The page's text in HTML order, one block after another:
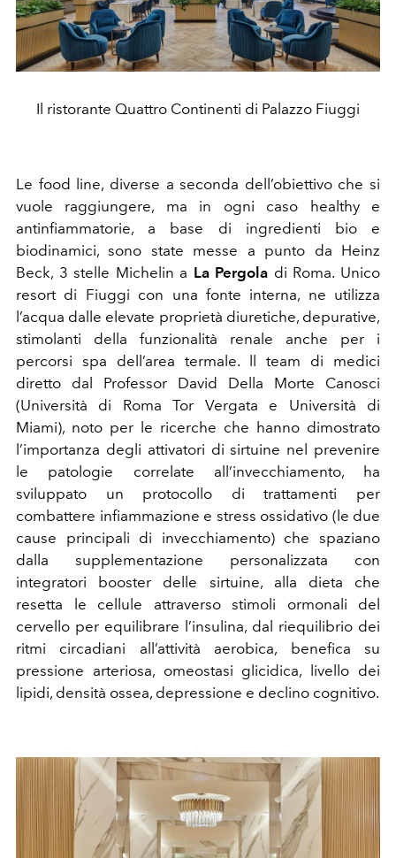
Il ristorante Quattro Continenti di Palazzo Fiuggi
Le food line, diverse a seconda dell’obiettivo che si
vuole raggiungere, ma in ogni caso healthy e
antinfiammatorie, a base di ingredienti bio e
biodinamici, sono state messe a punto da Heinz
Beck, 3 stelle Michelin a La Pergola di Roma. Unico
resort di Fiuggi con una fonte interna, ne utilizza
l’acqua dalle elevate proprietà diuretiche, depurative,
stimolanti della funzionalità renale anche per i
percorsi spa dell’area termale. ll team di medici
diretto dal Professor David Della Morte Canosci
(Università di Roma Tor Vergata e Università di
Miami), noto per le ricerche che hanno dimostrato
l’importanza degli attivatori di sirtuine nel prevenire
le patologie correlate all’invecchiamento, ha
sviluppato un protocollo di trattamenti per
combattere infiammazione e stress ossidativo (le due
cause principali di invecchiamento) che spaziano
dalla supplementazione personalizzata con
integratori booster delle sirtuine, alla dieta che
resetta le cellule attraverso stimoli ormonali del
cervello per equilibrare l’insulina, dal riequilibrio dei
ritmi circadiani all’attività aerobica, benefica su
pressione arteriosa, omeostasi glicidica, livello dei
lipidi, densità ossea, depressione e declino cognitivo.